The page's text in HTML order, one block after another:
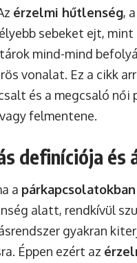
érzelmi hűtlenség,
sebeket ejt,
mind-mind
vonalat. Ez a cikk
és a megcsaló
felmentene.
definíciója és
a párkapcsolatokban
alatt, rendkívül
gyakran
Éppen ezért az